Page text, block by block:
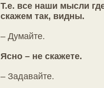
Т.е. все наши мысли
скажем так, видны.
– Думайте.
Ясно – не скажете.
– Задавайте.